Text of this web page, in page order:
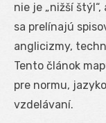
nie je „nižší
sa prelínajú
anglicizmy,
Tento článok
pre normu,
vzdelávaní.